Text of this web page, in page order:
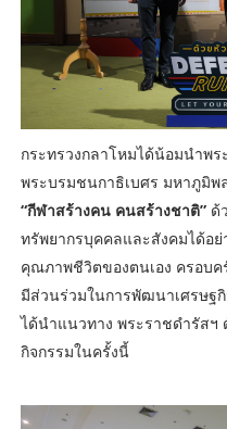
กระทรวงกลาโหมได้น้อมนำพ
พระบรมชนกาธิเบศร มหาภูมิ
“กีฬาสร้างคน คนสร้างชาติ”ด้
ทรัพยากรบุคคลและสังคมได้อ
คุณภาพชีวิตของตนเอง ครอบ
มีส่วนร่วมในการพัฒนาเศรษฐ
ได้นำแนวทาง พระราชดำรัสฯ
กิจกรรมในครั้งนี้